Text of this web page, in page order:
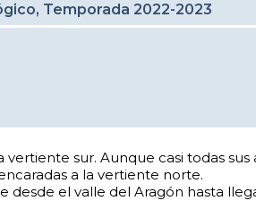
Temporada 2022-2023
sur. Aunque casi todas
a la vertiente norte.
desde el valle del Aragón hasta